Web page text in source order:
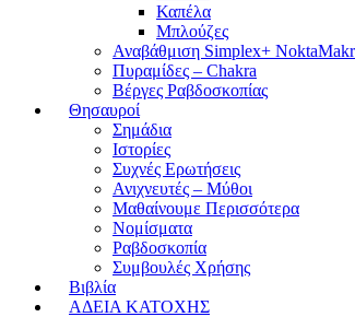
Καπέλα
Μπλούζες
Αναβάθμιση Simplex+
Πυραμίδες – Chakra
Βέργες Ραβδοσκοπίας
Θησαυροί
Σημάδια
Ιστορίες
Συχνές Ερωτήσεις
Ανιχνευτές – Μύθοι
Μαθαίνουμε Περισσότερα
Νομίσματα
Ραβδοσκοπία
Συμβουλές Χρήσης
Βιβλία
ΑΔΕΙΑ ΚΑΤΟΧΗΣ